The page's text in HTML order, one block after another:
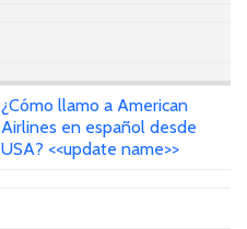
¿Cómo llamo a American
Airlines en español desde
USA? <<update name>>